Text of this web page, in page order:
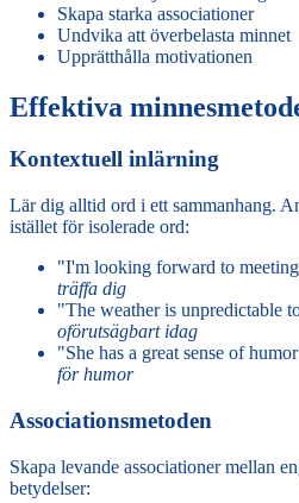
Skapa starka associationer
Undvika att överbelasta minnet
Upprätthålla motivationen
Effektiva
Kontextuell inlärning
Lär dig alltid ord i ett sammanhang.
istället för isolerade ord:
"I'm looking forward to
träffa dig
"The weather is unpredictable
oförutsägbart idag
"She has a great sense of
för humor
Associationsmetoden
Skapa levande associationer mellan
betydelser: